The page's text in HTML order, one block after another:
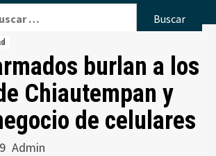
burlan a los
Chiautempan y
de celulares
Admin